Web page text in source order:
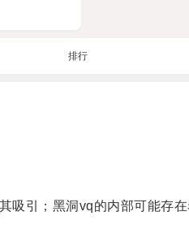
排行
引；黑洞vq的内部可能存